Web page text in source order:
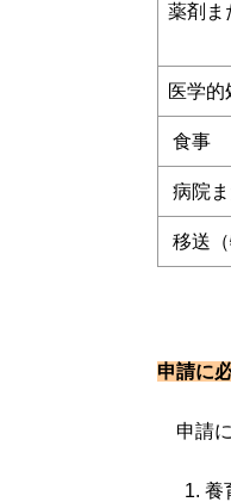
薬剤ま
医学
食事
病院
移送
申請
申請に
養